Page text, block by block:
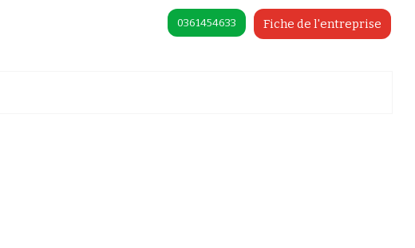
Fiche de l'entreprise
0361454633